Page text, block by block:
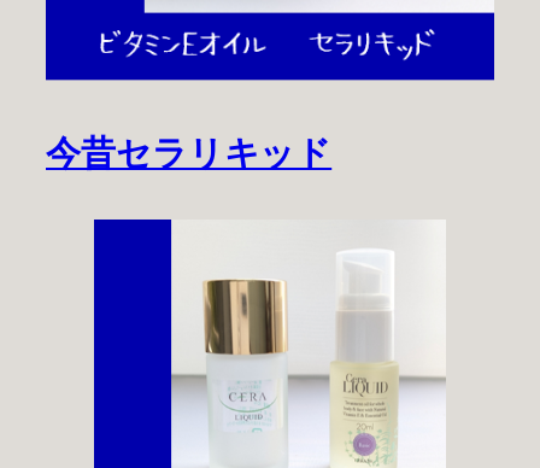
今昔セラリキッド